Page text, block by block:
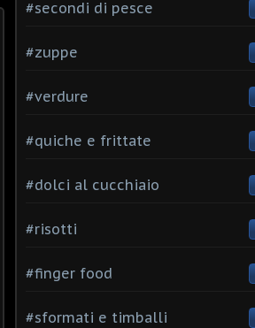
#secondi di pesce
#zuppe
#verdure
#quiche e frittate
#dolci al cucchiaio
#risotti
#finger food
#sformati e timballi